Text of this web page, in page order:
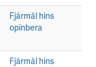
Fjármál hins
opinbera
Fjármál hins